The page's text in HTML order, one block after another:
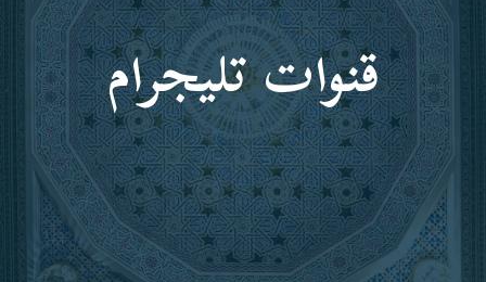
قنوات تليجرام